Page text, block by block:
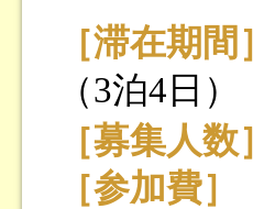
［滞在期間］
（3泊4日）
［募集人数］
［参加費］